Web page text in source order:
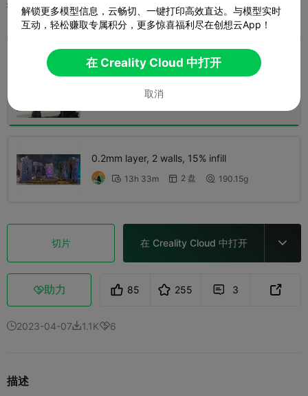
打印配置 (2) 添加 微缩模型  其他
0.2mm layer, 2 walls, 15% infill
 13h 33m  2 盘  190.15g
切片 在 Creality Cloud 中打开 
助力 85 255  3 
2023-04-071.1K6
描述
解锁更多模型信息，云畅切、一键打印高效直达。与模型实时
互动，轻松赚取专属积分，更多惊喜福利尽在创想云App！
在 Creality Cloud 中打开
取消